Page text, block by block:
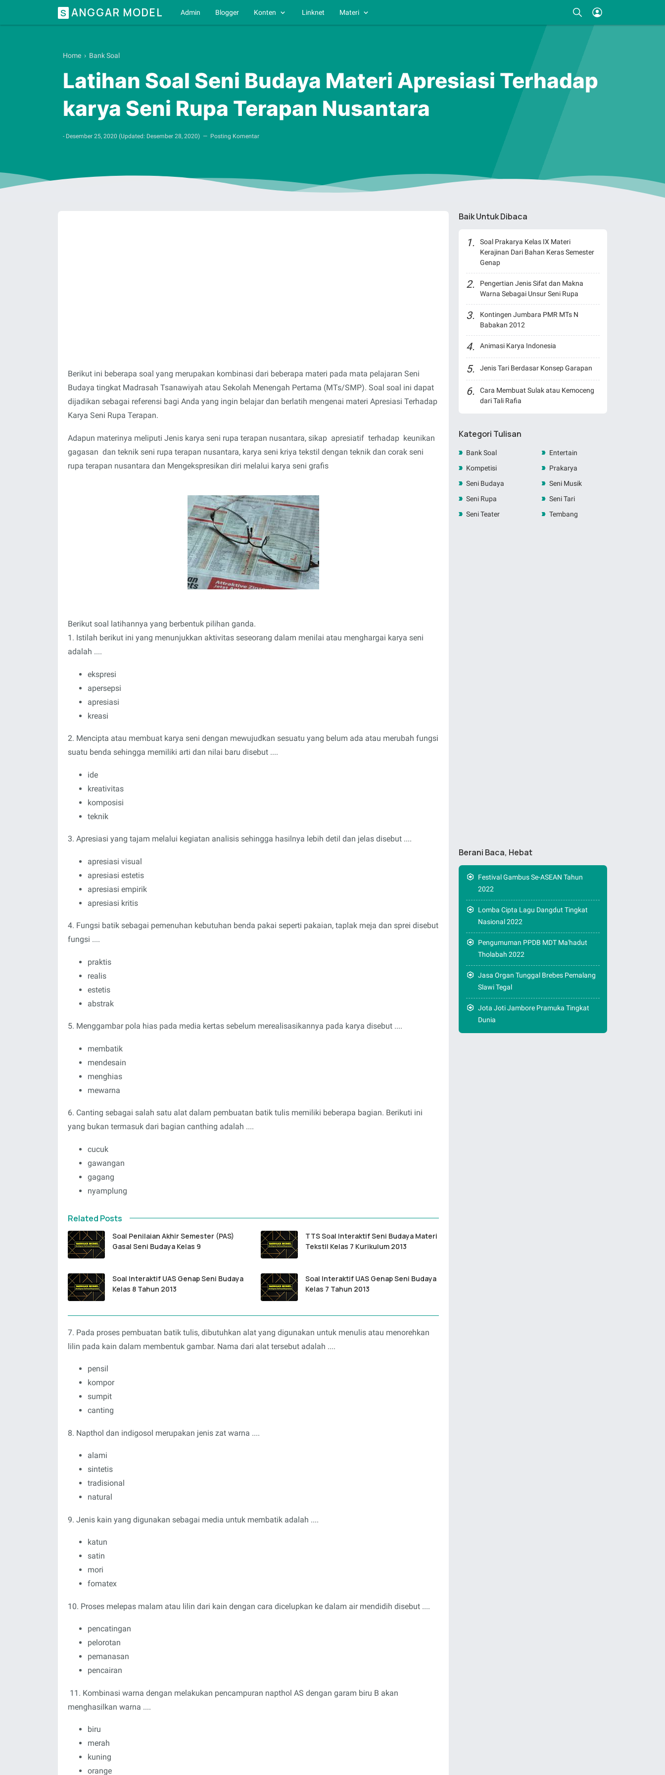
S ANGGAR MODEL Admin Blogger Konten Linknet Materi
Home › Bank Soal
Latihan Soal Seni Budaya Materi Apresiasi Terhadap
karya Seni Rupa Terapan Nusantara
- Desember 25, 2020 (Updated: Desember 28, 2020) Posting Komentar
Berikut ini beberapa soal yang merupakan kombinasi dari beberapa materi pada mata pelajaran Seni
Budaya tingkat Madrasah Tsanawiyah atau Sekolah Menengah Pertama (MTs/SMP). Soal soal ini dapat
dijadikan sebagai referensi bagi Anda yang ingin belajar dan berlatih mengenai materi Apresiasi Terhadap
Karya Seni Rupa Terapan.
Adapun materinya meliputi Jenis karya seni rupa terapan nusantara, sikap apresiatif terhadap keunikan
gagasan dan teknik seni rupa terapan nusantara, karya seni kriya tekstil dengan teknik dan corak seni
rupa terapan nusantara dan Mengekspresikan diri melalui karya seni grafis
Berikut soal latihannya yang berbentuk pilihan ganda.
1. Istilah berikut ini yang menunjukkan aktivitas seseorang dalam menilai atau menghargai karya seni
adalah ....
ekspresi
apersepsi
apresiasi
kreasi
2. Mencipta atau membuat karya seni dengan mewujudkan sesuatu yang belum ada atau merubah fungsi
suatu benda sehingga memiliki arti dan nilai baru disebut ....
ide
kreativitas
komposisi
teknik
3. Apresiasi yang tajam melalui kegiatan analisis sehingga hasilnya lebih detil dan jelas disebut ....
apresiasi visual
apresiasi estetis
apresiasi empirik
apresiasi kritis
4. Fungsi batik sebagai pemenuhan kebutuhan benda pakai seperti pakaian, taplak meja dan sprei disebut
fungsi ....
praktis
realis
estetis
abstrak
5. Menggambar pola hias pada media kertas sebelum merealisasikannya pada karya disebut ....
membatik
mendesain
menghias
mewarna
6. Canting sebagai salah satu alat dalam pembuatan batik tulis memiliki beberapa bagian. Berikuti ini
yang bukan termasuk dari bagian canthing adalah ....
cucuk
gawangan
gagang
nyamplung
Related Posts
Soal Penilaian Akhir Semester (PAS)
Gasal Seni Budaya Kelas 9
TTS Soal Interaktif Seni Budaya Materi
Tekstil Kelas 7 Kurikulum 2013
Soal Interaktif UAS Genap Seni Budaya
Kelas 8 Tahun 2013
Soal Interaktif UAS Genap Seni Budaya
Kelas 7 Tahun 2013
7. Pada proses pembuatan batik tulis, dibutuhkan alat yang digunakan untuk menulis atau menorehkan
lilin pada kain dalam membentuk gambar. Nama dari alat tersebut adalah ....
pensil
kompor
sumpit
canting
8. Napthol dan indigosol merupakan jenis zat warna ....
alami
sintetis
tradisional
natural
9. Jenis kain yang digunakan sebagai media untuk membatik adalah ....
katun
satin
mori
fomatex
10. Proses melepas malam atau lilin dari kain dengan cara dicelupkan ke dalam air mendidih disebut ....
pencatingan
pelorotan
pemanasan
pencairan
11. Kombinasi warna dengan melakukan pencampuran napthol AS dengan garam biru B akan
menghasilkan warna ....
biru
merah
kuning
orange
Baik Untuk Dibaca
Soal Prakarya Kelas IX Materi
Kerajinan Dari Bahan Keras Semester
Genap
Pengertian Jenis Sifat dan Makna
Warna Sebagai Unsur Seni Rupa
Kontingen Jumbara PMR MTs N
Babakan 2012
Animasi Karya Indonesia
Jenis Tari Berdasar Konsep Garapan
Cara Membuat Sulak atau Kemoceng
dari Tali Rafia
Kategori Tulisan
Bank Soal
Entertain
Kompetisi
Prakarya
Seni Budaya
Seni Musik
Seni Rupa
Seni Tari
Seni Teater
Tembang
Berani Baca, Hebat
Festival Gambus Se-ASEAN Tahun
2022
Lomba Cipta Lagu Dangdut Tingkat
Nasional 2022
Pengumuman PPDB MDT Ma'hadut
Tholabah 2022
Jasa Organ Tunggal Brebes Pemalang
Slawi Tegal
Jota Joti Jambore Pramuka Tingkat
Dunia